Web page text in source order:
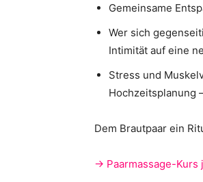
Gemeinsame
Wer sich
Intimität auf eine
Stress und
Hochzeitsplanung
Dem Brautpaar ein
→ Paarmassage-Kurs